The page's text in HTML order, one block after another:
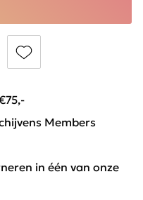
Members
in één van onze